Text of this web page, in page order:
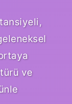
ve